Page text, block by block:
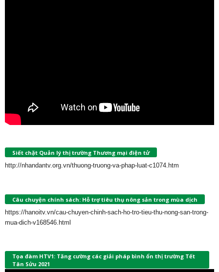
Siết chặt Quản lý thị trường Thương mại điện tử
http://nhandantv.org.vn/thuong-truong-va-phap-luat-c1074.htm
Câu chuyện chính sách: Hỗ trợ tiêu thụ nông sản trong mùa dịch
https://hanoitv.vn/cau-chuyen-chinh-sach-ho-tro-tieu-thu-nong-san-trong-
mua-dich-v168546.html
Tọa đàm HTV1: Tăng cường các giải pháp bình ổn thị trường Tết
Tân Sửu 2021